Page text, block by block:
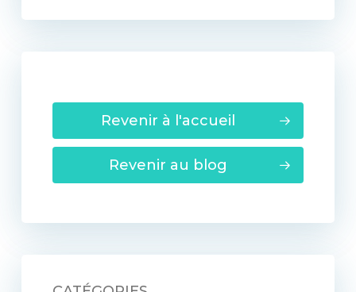
Revenir à l'accueil
Revenir au blog